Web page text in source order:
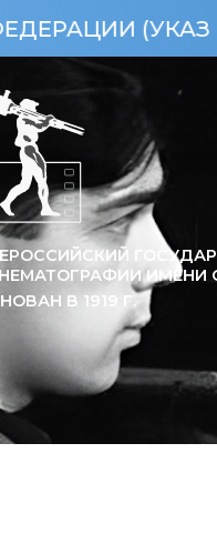
(УКАЗ
ИМЕНИ
В 1919 Г.